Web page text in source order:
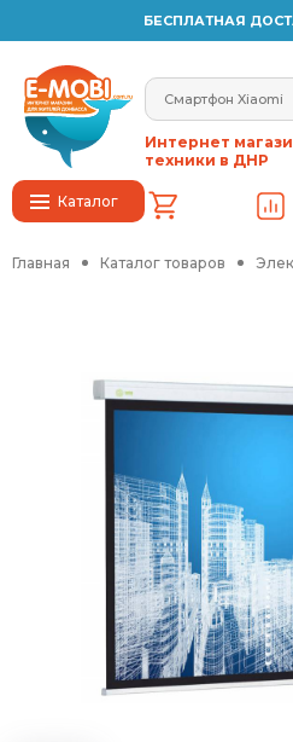
БЕСПЛАТНАЯ
Каталог
Интернет
техники в ДНР
Главная Каталог товаров